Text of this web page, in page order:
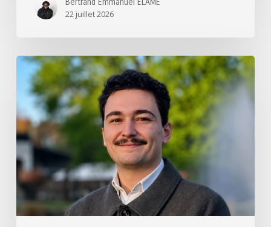
Bertrand Emmanuel ELAME
22 juillet 2026
Félicitations
lauréat
du
Prix
de
thèse
des
Ponts
2026